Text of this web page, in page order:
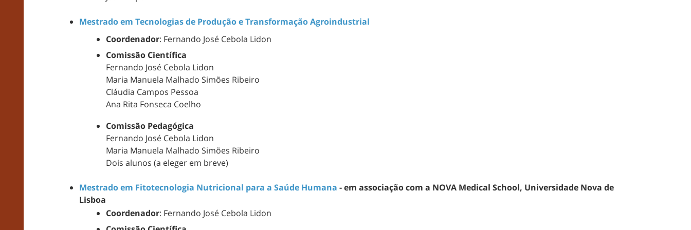
Mestrado em Tecnologias de Produção e Transformação Agroindustrial
Coordenador: Fernando José Cebola Lidon
Comissão Científica
Fernando José Cebola Lidon
Maria Manuela Malhado Simões Ribeiro
Cláudia Campos Pessoa
Ana Rita Fonseca Coelho
Comissão Pedagógica
Fernando José Cebola Lidon
Maria Manuela Malhado Simões Ribeiro
Dois alunos (a eleger em breve)
Mestrado em Fitotecnologia Nutricional para a Saúde Humana - em associação com a NOVA Medical School, Universidade Nova de
Lisboa
Coordenador: Fernando José Cebola Lidon